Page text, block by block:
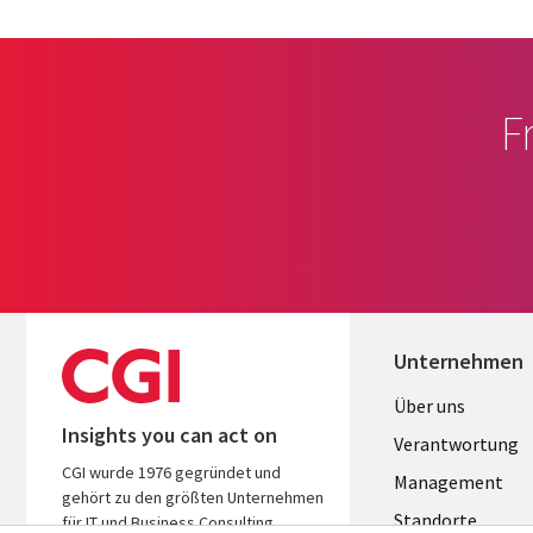
Insights you can act on
CGI wurde 1976 gegründet und
gehört zu den größten Unternehmen
für IT und Business Consulting
Unternehmen
Useful
links
GERMANY
Über uns
Verantwortung
Management
Standorte